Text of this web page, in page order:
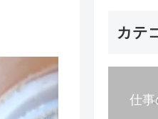
カテ
仕事